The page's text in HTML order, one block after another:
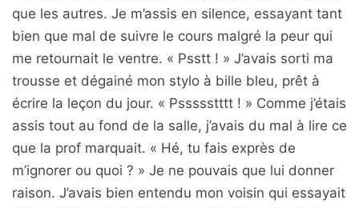
que les autres. Je m’assis en silence, essayant tant
bien que mal de suivre le cours malgré la peur qui
me retournait le ventre. « Psstt ! » J’avais sorti ma
trousse et dégainé mon stylo à bille bleu, prêt à
écrire la leçon du jour. « Pssssstttt ! » Comme j’étais
assis tout au fond de la salle, j’avais du mal à lire ce
que la prof marquait. « Hé, tu fais exprès de
m’ignorer ou quoi ? » Je ne pouvais que lui donner
raison. J’avais bien entendu mon voisin qui essayait